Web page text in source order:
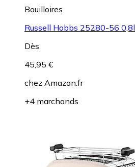
Bouilloires
Russell Hobbs 25280-56 0,8l
Dès
45,95 €
chez Amazon.fr
+4 marchands